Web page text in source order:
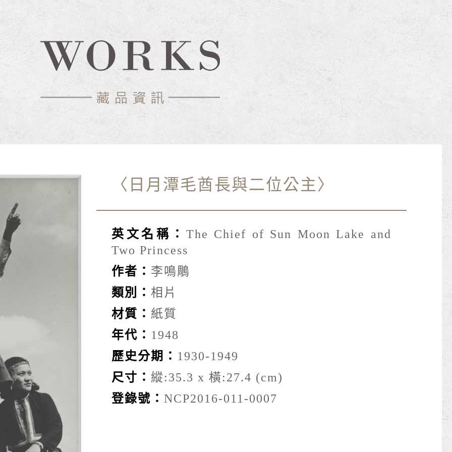
〈日月潭毛酋長與二位公主〉
英文名稱： The Chief of Sun Moon Lake and
Two Princess
作者： 李鳴鵰
類別： 相片
材質： 紙質
年代： 1948
歷史分期： 1930-1949
尺寸： 縱:35.3 x 橫:27.4 (cm)
登錄號：NCP2016-011-0007